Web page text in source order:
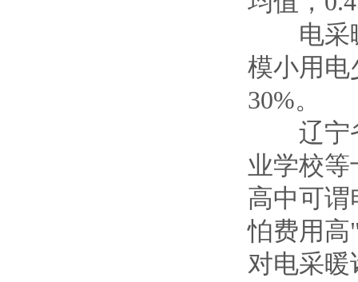
电采暖
模小用电
30%。
辽宁省
业学校等
高中可
怕费用高
对电采